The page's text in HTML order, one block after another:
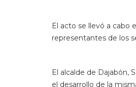
El acto se llevó a cabo
representantes de los
El alcalde de Dajabón,
el desarrollo de la